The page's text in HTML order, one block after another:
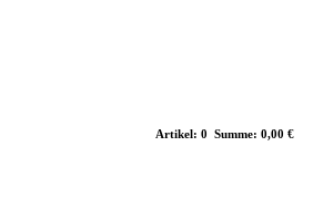
Artikel: 0 Summe: 0,00 €